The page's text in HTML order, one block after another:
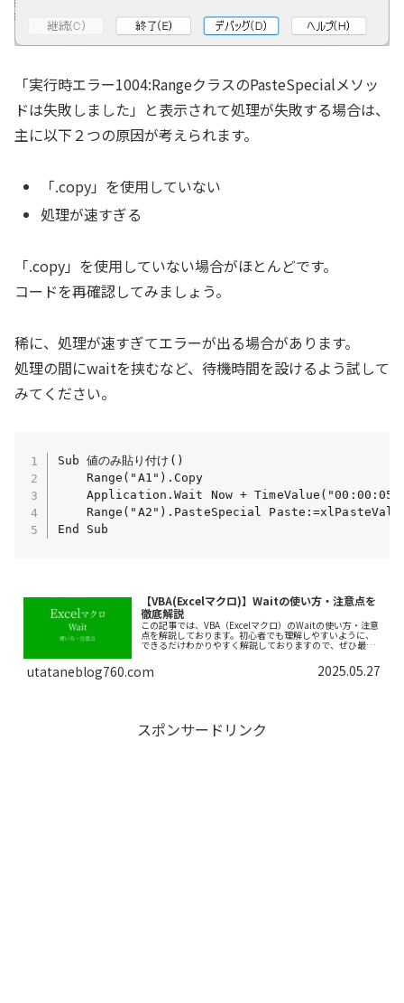
「実行時エラー1004:RangeクラスのPasteSpecialメソッ
ドは失敗しました」と表示されて処理が失敗する場合は、
主に以下２つの原因が考えられます。
「.copy」を使用していない
処理が速すぎる
「.copy」を使用していない場合がほとんどです。
コードを再確認してみましょう。
稀に、処理が速すぎてエラーが出る場合があります。
処理の間にwaitを挟むなど、待機時間を設けるよう試して
みてください。
Sub 値のみ貼り付け()
    Range("A1").Copy
Application.Wait Now +
Range("A2").PasteSpecial
End Sub
【VBA(Excelマクロ)】Waitの使い方・注意点を
徹底解説
この記事では、VBA（Excelマクロ）のWaitの使い方・注意
点を解説しております。初心者でも理解しやすいように、
できるだけわかりやすく解説しておりますので、ぜひ最後
まで読んでいってください。
utataneblog760.com 2025.05.27
スポンサードリンク